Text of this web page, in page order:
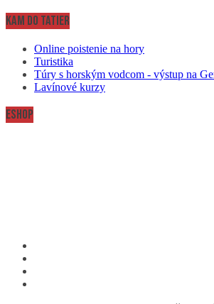
Kam do Tatier
Online poistenie na hory
Turistika
Túry s horským vodcom - výstup na
Lavínové kurzy
Eshop